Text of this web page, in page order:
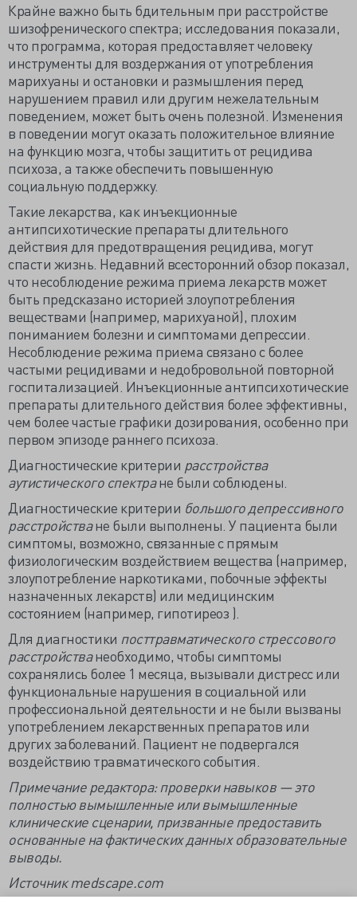
Крайне важно быть бдительным при расстройстве
шизофренического спектра; исследования показали,
что программа, которая предоставляет человеку
инструменты для воздержания от употребления
марихуаны и остановки и размышления перед
нарушением правил или другим нежелательным
поведением, может быть очень полезной. Изменения
в поведении могут оказать положительное влияние
на функцию мозга, чтобы защитить от рецидива
психоза, а также обеспечить повышенную
социальную поддержку.
Такие лекарства, как инъекционные
антипсихотические препараты длительного
действия для предотвращения рецидива, могут
спасти жизнь. Недавний всесторонний обзор показал,
что несоблюдение режима приема лекарств может
быть предсказано историей злоупотребления
веществами (например, марихуаной), плохим
пониманием болезни и симптомами депрессии.
Несоблюдение режима приема связано с более
частыми рецидивами и недобровольной повторной
госпитализацией. Инъекционные антипсихотические
препараты длительного действия более эффективны,
чем более частые графики дозирования, особенно при
первом эпизоде ​​раннего психоза.
Диагностические критерии расстройства
аутистического спектране были соблюдены.
Диагностические критерии большого депрессивного
расстройстване были выполнены. У пациента были
симптомы, возможно, связанные с прямым
физиологическим воздействием вещества (например,
злоупотребление наркотиками, побочные эффекты
назначенных лекарств) или медицинским
состоянием (например, гипотиреоз ).
Для диагностики посттравматического стрессового
расстройстванеобходимо, чтобы симптомы
сохранялись более 1 месяца, вызывали дистресс или
функциональные нарушения в социальной или
профессиональной деятельности и не были вызваны
употреблением лекарственных препаратов или
других заболеваний. Пациент не подвергался
воздействию травматического события.
Примечание редактора: проверки навыков — это
полностью вымышленные или вымышленные
клинические сценарии, призванные предоставить
основанные на фактических данных образовательные
выводы.
Источник medscape.com